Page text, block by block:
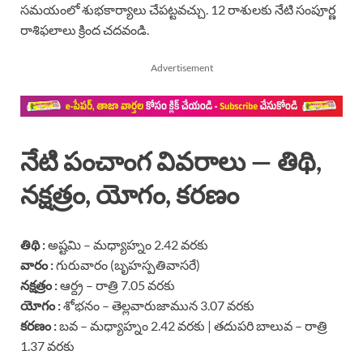
సమయంలో శుభకార్యాలు చేపట్టవచ్చు. 12 రాశులకు నేటి సంపూర్ణ
రాశిఫలాలు క్రింద చదవండి.
Advertisement
నేటి పంచాంగ వివరాలు — తిథి,
నక్షత్రం, యోగం, కరణం
తిథి :అష్టమి – మధ్యాహ్నం 2.42 వరకు
వారం :గురువారం (బృహస్పతివాసరే)
నక్షత్రం :ఆర్ద్ర – రాత్రి 7.05 వరకు
యోగం :శోభనం – తెల్లవారుజామున 3.07 వరకు
కరణం :బవ – మధ్యాహ్నం 2.42 వరకు | తదుపరి బాలువ – రాత్రి
1.37 వరకు